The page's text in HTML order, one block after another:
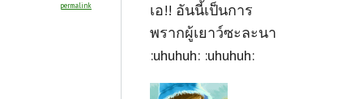
permalink
เอ!! อันนี้เป็นการ
พรากผู้เยาว์ซะละนา
:uhuhuh: :uhuhuh: